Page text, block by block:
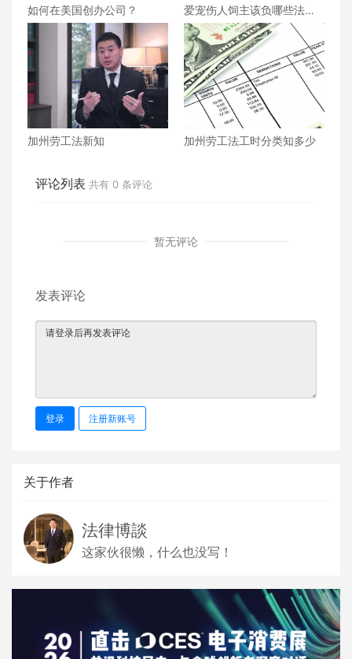
如何在美国创办公司？
爱宠伤人饲主该负哪些法律
责任？
加州劳工法新知 加州劳工法工时分类知多少
评论列表 共有 0 条评论
暂无评论
发表评论
登录 注册新账号
关于作者
法律博談
这家伙很懒，什么也没写！